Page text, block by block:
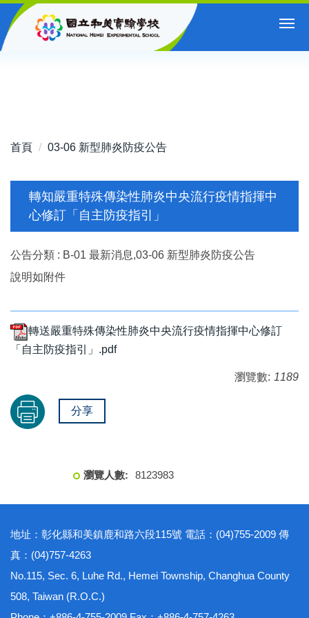
跳
到
首頁 03-06 新型肺炎防疫公告
轉知嚴重特殊傳染性肺炎中央流行疫情指揮中
心修訂「自主防疫指引」
公告分類 : B-01 最新消息,03-06 新型肺炎防疫公告
說明如附件
轉送嚴重特殊傳染性肺炎中央流行疫情指揮中心修訂
「自主防疫指引」.pdf
瀏覽數: 1189
分享
8123983
地址：彰化縣和美鎮鹿和路六段115號 電話：(04)755-2009 傳
真：(04)757-4263
No.115, Sec. 6, Luhe Rd., Hemei Township, Changhua County
508, Taiwan (R.O.C.)